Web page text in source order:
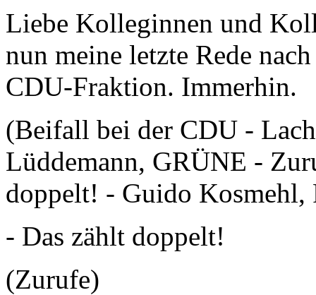
Liebe Kolleginnen und
nun meine letzte Rede
CDU-Fraktion. Immerhin.
(Beifall bei der CDU -
Lüddemann, GRÜNE -
doppelt! - Guido Kosmehl,
- Das zählt doppelt!
(Zurufe)